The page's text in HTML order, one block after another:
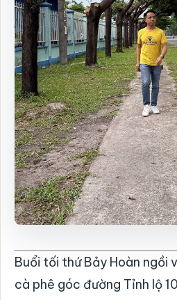
Buổi tối thứ Bảy Hoàn ngồi
cà phê góc đường Tỉnh lộ